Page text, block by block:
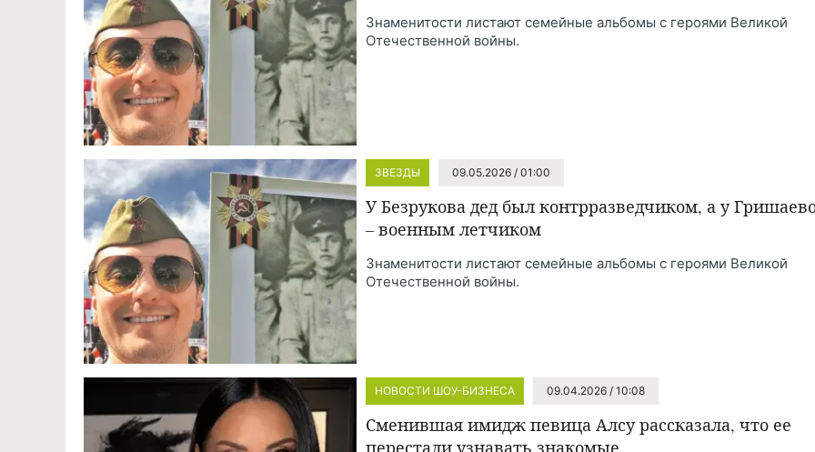
Знаменитости листают семейные альбомы с героями Великой
Отечественной войны.
ЗВЕЗДЫ 09.05.2026 / 01:00
У Безрукова дед был контрразведчиком, а у
– военным летчиком
Знаменитости листают семейные альбомы с героями Великой
Отечественной войны.
НОВОСТИ ШОУ-БИЗНЕСА 09.04.2026 / 10:08
Сменившая имидж певица Алсу рассказала, что ее
перестали узнавать знакомые